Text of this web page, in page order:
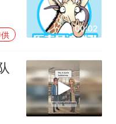
00:02